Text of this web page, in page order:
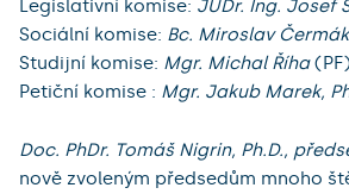
Legislativní komise: JUDr. Ing. Josef
Sociální komise: Bc. Miroslav Čermák
Studijní komise: Mgr. Michal Říha
Petiční komise : Mgr. Jakub Marek,
Doc. PhDr. Tomáš Nigrin, Ph.D.,
nově zvoleným předsedům mnoho